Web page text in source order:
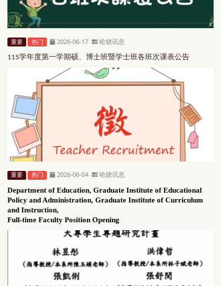
重要 热门 2026-06-17 哈烧讯息
115学年度第一学期硕 博士班暨学士班各班次课表公告
重要 热门 2026-06-04 哈烧讯息
Department of Education, Graduate Institute of Educational
Policy and Administration, Graduate Institute of Curriculum
and Instruction,
Full-time Faculty Position Opening